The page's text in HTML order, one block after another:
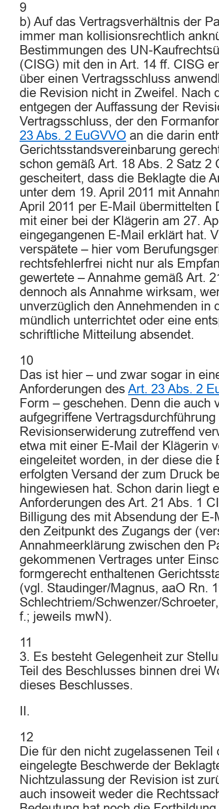
9
b) Auf das Vertragsverhältnis der
immer man kollisionsrechtlich
Bestimmungen des UN-
(CISG) mit den in Art. 14 ff. CISG
über einen Vertragsschluss
die Revision nicht in Zweifel. Nach
entgegen der Auffassung der
Vertragsschluss, der den
23 Abs. 2 EuGVVO an die darin
Gerichtsstandsvereinbarung
schon gemäß Art. 18 Abs. 2 Satz 2
gescheitert, dass die Beklagte die
unter dem 19. April 2011 mit
April 2011 per E-Mail übermittelten
mit einer bei der Klägerin am 27.
eingegangenen E-Mail erklärt hat.
verspätete – hier vom
rechtsfehlerfrei nicht nur als
gewertete – Annahme gemäß Art.
dennoch als Annahme wirksam,
unverzüglich den Annehmenden in
mündlich unterrichtet oder eine
schriftliche Mitteilung absendet.
10
Das ist hier – und zwar sogar in
Anforderungen des Art. 23 Abs. 2
Form – geschehen. Denn die auch
aufgegriffene
Revisionserwiderung zutreffend
etwa mit einer E-Mail der Klägerin
eingeleitet worden, in der diese die
erfolgten Versand der zum Druck
hingewiesen hat. Schon darin liegt
Anforderungen des Art. 21 Abs. 1
Billigung des mit Absendung der
den Zeitpunkt des Zugangs der
Annahmeerklärung zwischen den
gekommenen Vertrages unter
formgerecht enthaltenen
(vgl. Staudinger/Magnus, aaO Rn.
Schlechtriem/Schwenzer/
f.; jeweils mwN).
11
3. Es besteht Gelegenheit zur
Teil des Beschlusses binnen drei
dieses Beschlusses.
II.
12
Die für den nicht zugelassenen
eingelegte Beschwerde der
Nichtzulassung der Revision ist
auch insoweit weder die